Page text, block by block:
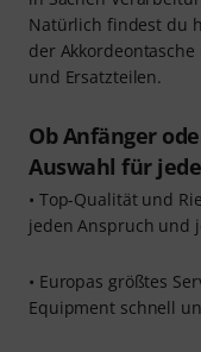
Natürlich findest du
der
und Ersatzteilen.
Ob Anfänger
Auswahl für
• Top-Qualität und
jeden Anspruch und
• Europas größtes
Equipment schnell